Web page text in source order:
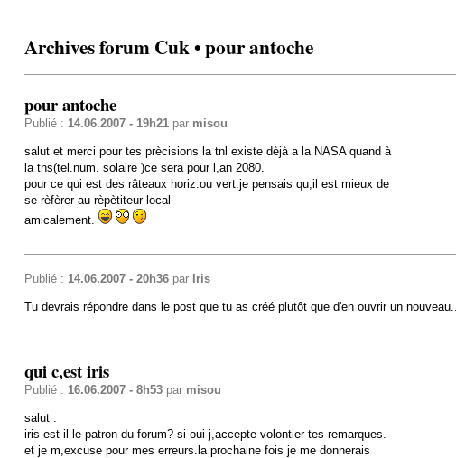
Archives forum Cuk • pour antoche
pour antoche
Publié : 14.06.2007 - 19h21par misou
salut et merci pour tes prècisions la tnl existe dèjà a la NASA quand à
la tns(tel.num. solaire )ce sera pour l,an 2080.
pour ce qui est des râteaux horiz.ou vert.je pensais qu,il est mieux de
se rèfèrer au rèpètiteur local
amicalement.
Publié : 14.06.2007 - 20h36par Iris
Tu devrais répondre dans le post que tu as créé plutôt que d'en ouvrir un nouveau...
qui c,est iris
Publié : 16.06.2007 - 8h53par misou
salut .
iris est-il le patron du forum? si oui j,accepte volontier tes remarques.
et je m,excuse pour mes erreurs.la prochaine fois je me donnerais